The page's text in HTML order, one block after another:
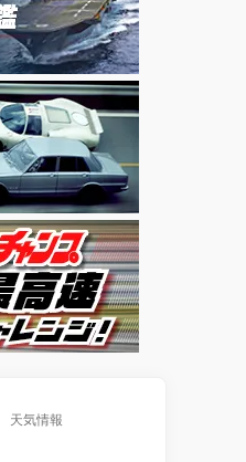
天気情報